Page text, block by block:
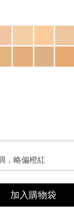
，略偏橙紅
加入購物袋